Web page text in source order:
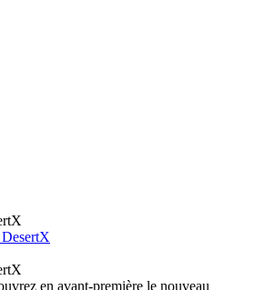
DesertX
en avant-première le nouveau